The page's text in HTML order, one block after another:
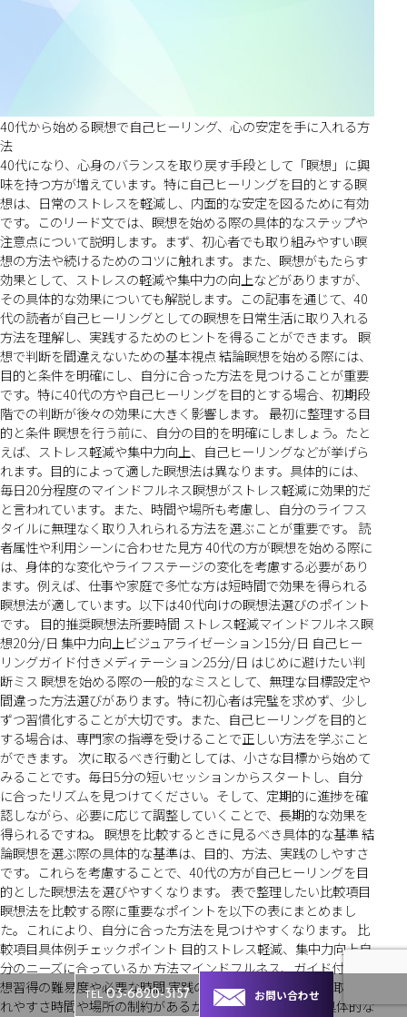
TEL03-6820-3157 お問い合わせ
40代から始める瞑想で自己ヒーリング、心の安定を手に入れる方
法
40代になり、心身のバランスを取り戻す手段として「瞑想」に興
味を持つ方が増えています。特に自己ヒーリングを目的とする瞑
想は、日常のストレスを軽減し、内面的な安定を図るために有効
です。このリード文では、瞑想を始める際の具体的なステップや
注意点について説明します。まず、初心者でも取り組みやすい瞑
想の方法や続けるためのコツに触れます。また、瞑想がもたらす
効果として、ストレスの軽減や集中力の向上などがありますが、
その具体的な効果についても解説します。この記事を通じて、40
代の読者が自己ヒーリングとしての瞑想を日常生活に取り入れる
方法を理解し、実践するためのヒントを得ることができます。 瞑
想で判断を間違えないための基本視点 結論瞑想を始める際には、
目的と条件を明確にし、自分に合った方法を見つけることが重要
です。特に40代の方や自己ヒーリングを目的とする場合、初期段
階での判断が後々の効果に大きく影響します。 最初に整理する目
的と条件 瞑想を行う前に、自分の目的を明確にしましょう。たと
えば、ストレス軽減や集中力向上、自己ヒーリングなどが挙げら
れます。目的によって適した瞑想法は異なります。具体的には、
毎日20分程度のマインドフルネス瞑想がストレス軽減に効果的だ
と言われています。また、時間や場所も考慮し、自分のライフス
タイルに無理なく取り入れられる方法を選ぶことが重要です。 読
者属性や利用シーンに合わせた見方 40代の方が瞑想を始める際に
は、身体的な変化やライフステージの変化を考慮する必要があり
ます。例えば、仕事や家庭で多忙な方は短時間で効果を得られる
瞑想法が適しています。以下は40代向けの瞑想法選びのポイント
です。 目的推奨瞑想法所要時間 ストレス軽減マインドフルネス瞑
想20分/日 集中力向上ビジュアライゼーション15分/日 自己ヒー
リングガイド付きメディテーション25分/日 はじめに避けたい判
断ミス 瞑想を始める際の一般的なミスとして、無理な目標設定や
間違った方法選びがあります。特に初心者は完璧を求めず、少し
ずつ習慣化することが大切です。また、自己ヒーリングを目的と
する場合は、専門家の指導を受けることで正しい方法を学ぶこと
ができます。 次に取るべき行動としては、小さな目標から始めて
みることです。毎日5分の短いセッションからスタートし、自分
に合ったリズムを見つけてください。そして、定期的に進捗を確
認しながら、必要に応じて調整していくことで、長期的な効果を
得られるですね。 瞑想を比較するときに見るべき具体的な基準 結
論瞑想を選ぶ際の具体的な基準は、目的、方法、実践のしやすさ
です。これらを考慮することで、40代の方が自己ヒーリングを目
的とした瞑想法を選びやすくなります。 表で整理したい比較項目
瞑想法を比較する際に重要なポイントを以下の表にまとめまし
た。これにより、自分に合った方法を見つけやすくなります。 比
較項目具体例チェックポイント 目的ストレス軽減、集中力向上自
分のニーズに合っているか 方法マインドフルネス、ガイド付き瞑
想習得の難易度や必要な時間 実践のしやすさ日常生活での取り入
れやすさ時間や場所の制約があるか 数字で見る判断基準 具体的な